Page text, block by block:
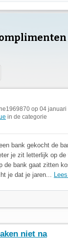
op 04 januari
in de categorie
bank gekocht de
je zit letterlijk op de
de bank gaat zitten
je dat je jaren...
niet na